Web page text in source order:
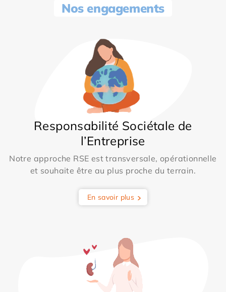
Nos engagements
Responsabilité Sociétale de
l’Entreprise
Notre approche RSE est transversale, opérationnelle
et souhaite être au plus proche du terrain.
En savoir plus